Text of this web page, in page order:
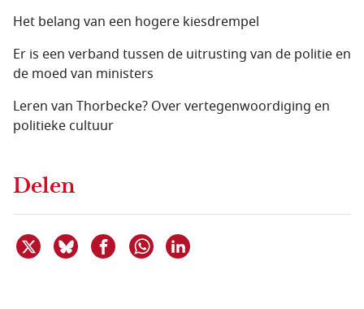
Het belang van een hogere kiesdrempel
Er is een verband tussen de uitrusting van de politie en
de moed van ministers
Leren van Thorbecke? Over vertegenwoordiging en
politieke cultuur
Delen
Deel dit item op X
Deel dit item op Bluesky
Deel dit item op Facebook
Delen via WhatsApp